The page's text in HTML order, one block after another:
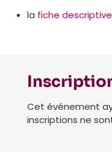
la fiche
Cet événement
inscriptions ne